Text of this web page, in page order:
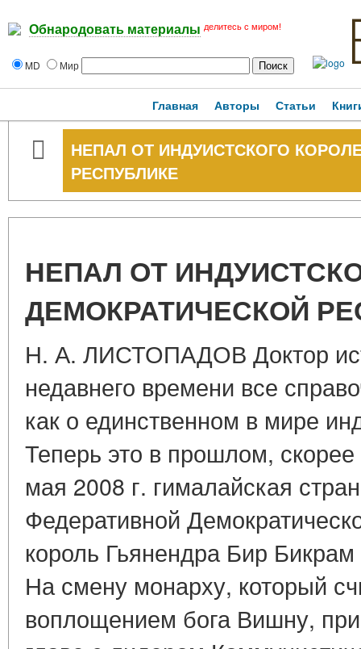
Обнародовать материалы делитесь с миром!
MD Мир
Главная Авторы Статьи
НЕПАЛ ОТ ИНДУИСТСКОГО
РЕСПУБЛИКЕ
НЕПАЛ ОТ
ДЕМОКРАТИЧЕСКОЙ
Н. А. ЛИСТОПАДОВ Доктор
недавнего времени все
как о единственном в мире
Теперь это в прошлом, скорее
мая 2008 г. гималайская
Федеративной
король Гьянендра Бир
На смену монарху, который
воплощением бога Вишну,